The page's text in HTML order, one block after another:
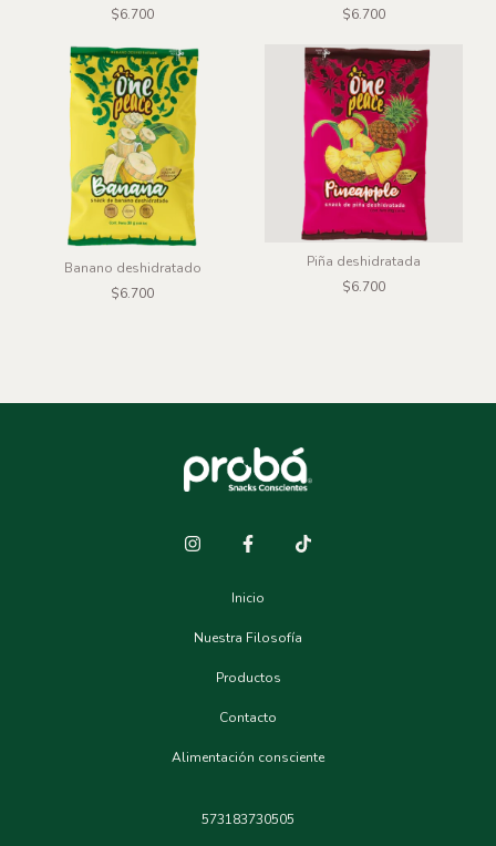
$6.700
$6.700
Banano deshidratado
$6.700
Piña deshidratada
$6.700
Inicio
Nuestra Filosofía
Productos
Contacto
Alimentación consciente
573183730505